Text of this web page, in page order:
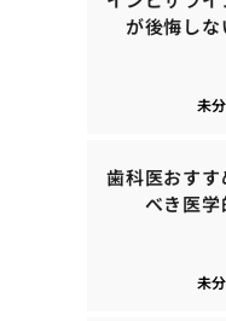
が後悔し
未
歯科医おす
べき医
未